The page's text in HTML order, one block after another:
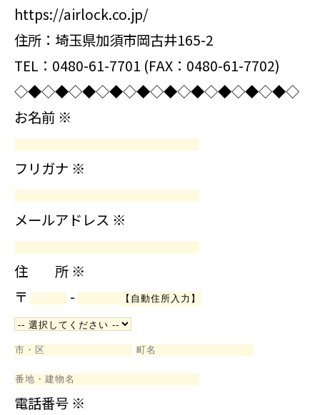
https://airlock.co.jp/
住所：埼玉県加須市岡古井165-2
TEL：0480-61-7701 (FAX：0480-61-7702)
◇◆◇◆◇◆◇◆◇◆◇◆◇◆◇◆◇◆◇◆◇
お名前 ※
フリガナ ※
メールアドレス ※
住 所 ※
〒
-
電話番号 ※